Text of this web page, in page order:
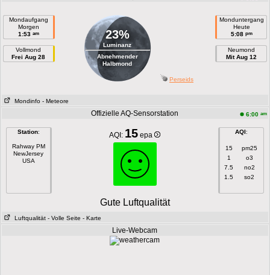
Mondaufgang
Morgen
1:53 am
Vollmond
Frei Aug 28
23%
Luminanz
Abnehmender
Halbmond
Monduntergang
Heute
5:08 pm
Neumond
Mit Aug 12
Perseids
Mondinfo - Meteore
Offizielle AQ-Sensorstation 6:00 am
Station:
Rahway PM
NewJersey
USA
AQI: 15 epa AQI:
15
pm25
1
o3
7.5
no2
1.5
so2
Gute Luftqualität
Luftqualität - Volle Seite - Karte
Live-Webcam